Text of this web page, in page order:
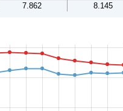
7.862 8.145